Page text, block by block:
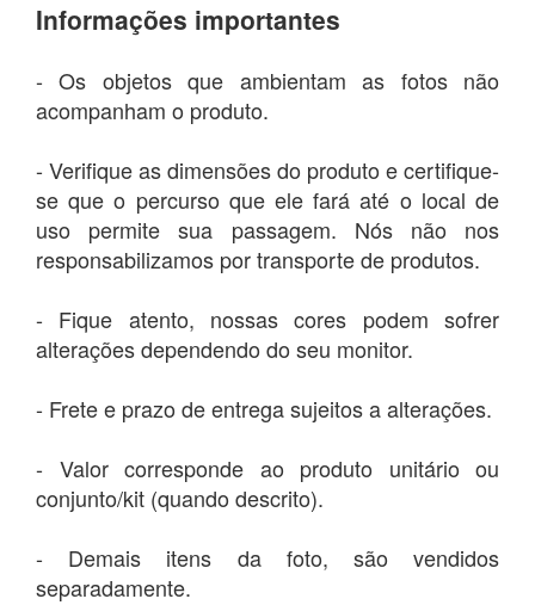
Informações importantes
- Os objetos que ambientam as fotos não
acompanham o produto.
- Verifique as dimensões do produto e certifique-
se que o percurso que ele fará até o local de
uso permite sua passagem. Nós não nos
responsabilizamos por transporte de produtos.
- Fique atento, nossas cores podem sofrer
alterações dependendo do seu monitor.
- Frete e prazo de entrega sujeitos a alterações.
- Valor corresponde ao produto unitário ou
conjunto/kit (quando descrito).
- Demais itens da foto, são vendidos
separadamente.